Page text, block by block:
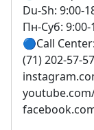
Du-Sh: 9:00-
Пн-Суб: 9:00-
🔵Call Center:
(71) 202-57-57